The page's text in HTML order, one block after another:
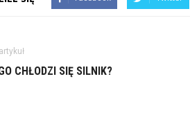
CHŁODZI SIĘ SILNIK?